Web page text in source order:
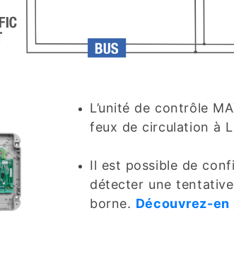
L’unité de contrôle
feux de circulation à
Il est possible de
détecter une
borne. Découvrez-en